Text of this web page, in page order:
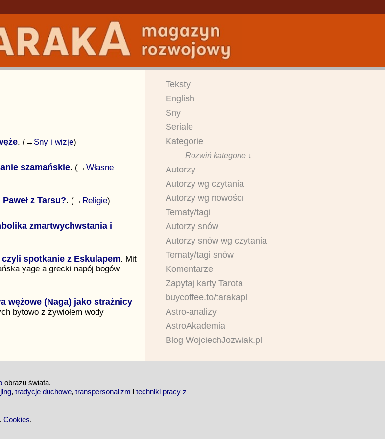
. (→ Sny i wizje)
szamańskie. (→Własne
z Tarsu?. (→ Religie)
zmartwychwstania i
spotkanie z Eskulapem. Mit
yage a grecki napój bogów
wężowe (Naga) jako strażnicy
bytowo z żywiołem wody
Teksty
English
Sny
Seriale
Kategorie
Rozwiń kategorie ↓
Autorzy
Autorzy wg czytania
Autorzy wg nowości
Tematy/tagi
Autorzy snów
Autorzy snów wg czytania
Tematy/tagi snów
Komentarze
Zapytaj karty Tarota
buycoffee.to/tarakapl
Astro-analizy
AstroAkademia
Blog WojciechJozwiak.pl
obrazu świata.
, tradycje duchowe, transpersonalizm i techniki pracy z
. Cookies.